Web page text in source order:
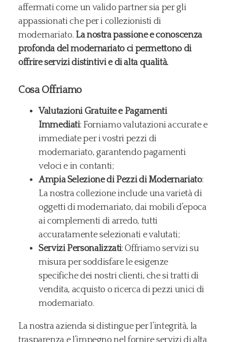
affermati come un valido partner sia per gli
appassionati che per i collezionisti di
modernariato. La nostra passione e conoscenza
profonda del modernariato ci permettono di
offrire servizi distintivi e di alta qualità.
Cosa Offriamo
Valutazioni Gratuite e Pagamenti
Immediati: Forniamo valutazioni accurate e
immediate per i vostri pezzi di
modernariato, garantendo pagamenti
veloci e in contanti;
Ampia Selezione di Pezzi di Modernariato:
La nostra collezione include una varietà di
oggetti di modernariato, dai mobili d’epoca
ai complementi di arredo, tutti
accuratamente selezionati e valutati;
Servizi Personalizzati: Offriamo servizi su
misura per soddisfare le esigenze
specifiche dei nostri clienti, che si tratti di
vendita, acquisto o ricerca di pezzi unici di
modernariato.
La nostra azienda si distingue per l’integrità, la